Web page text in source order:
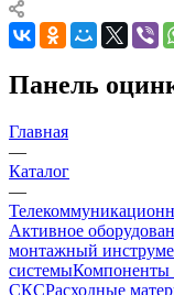
Панель
Главная
—
Каталог
—
Активное
монтажный
системыКомпоненты
СКСРасходные